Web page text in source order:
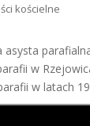
kościelne
asysta
w
w latach